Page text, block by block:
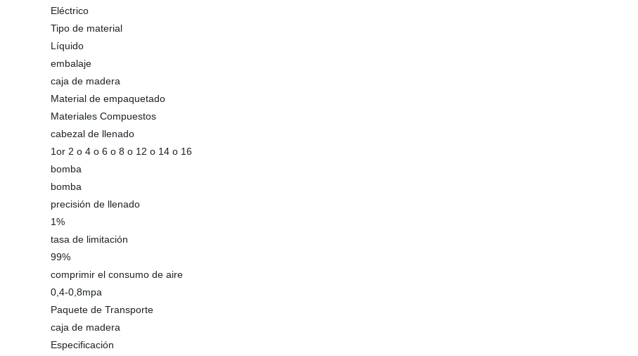
Eléctrico
Tipo de material
Líquido
embalaje
caja de madera
Material de empaquetado
Materiales Compuestos
cabezal de llenado
1or 2 o 4 o 6 o 8 o 12 o 14 o 16
bomba
bomba
precisión de llenado
1%
tasa de limitación
99%
comprimir el consumo de aire
0,4-0,8mpa
Paquete de Transporte
caja de madera
Especificación